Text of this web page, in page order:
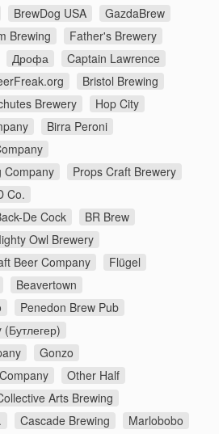
BrewDog USA
GazdaBrew
Brewing
Father's Brewery
Дрофа
Captain Lawrence
Bristol Brewing
Brewery
Hop City
Birra Peroni
Company
Props Craft Brewery
Co.
De Cock
BR Brew
Owl Brewery
Beer Company
Flügel
Beavertown
Penedon Brew Pub
Gonzo
Other Half
Arts Brewing
Cascade Brewing
Marlobobo